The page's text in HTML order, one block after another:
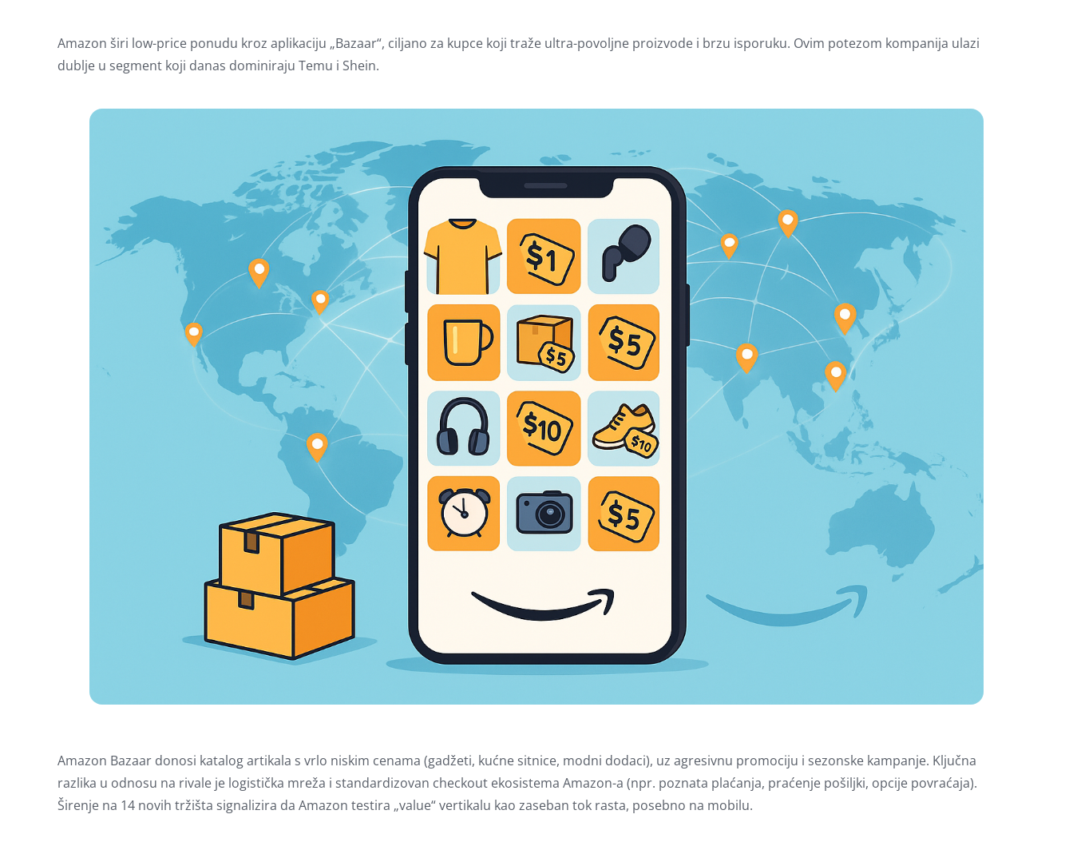
Amazon širi low-price ponudu kroz aplikaciju „Bazaar“, ciljano za kupce koji traže ultra-povoljne proizvode i brzu isporuku. Ovim potezom kompanija ulazi
dublje u segment koji danas dominiraju Temu i Shein.
Amazon Bazaar donosi katalog artikala s vrlo niskim cenama (gadžeti, kućne sitnice, modni dodaci), uz agresivnu promociju i sezonske kampanje. Ključna
razlika u odnosu na rivale je logistička mreža i standardizovan checkout ekosistema Amazon-a (npr. poznata plaćanja, praćenje pošiljki, opcije povraćaja).
Širenje na 14 novih tržišta signalizira da Amazon testira „value“ vertikalu kao zaseban tok rasta, posebno na mobilu.